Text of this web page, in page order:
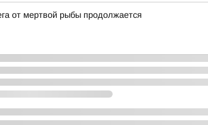
от мертвой рыбы продолжается